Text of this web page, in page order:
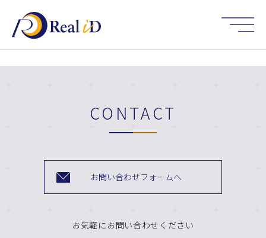
CONTACT
お問い合わせフォームへ
お気軽にお問い合わせください